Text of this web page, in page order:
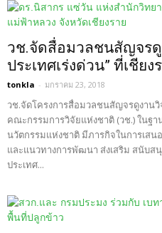
วช.จัดสื่อมวลชนสัญจรดู
ประเทศเร่งด่วน” ที่เชียง
tonkla - มกราคม 23, 2018
วช.จัดโครงการสื่อมวลชนสัญจรดูงาน
คณะกรรมการวิจัยแห่งชาติ (วช.) ในฐ
นวัตกรรมแห่งชาติ มีภารกิจในการเส
และแนวทางการพัฒนา ส่งเสริม สนับส
ประเทศ...